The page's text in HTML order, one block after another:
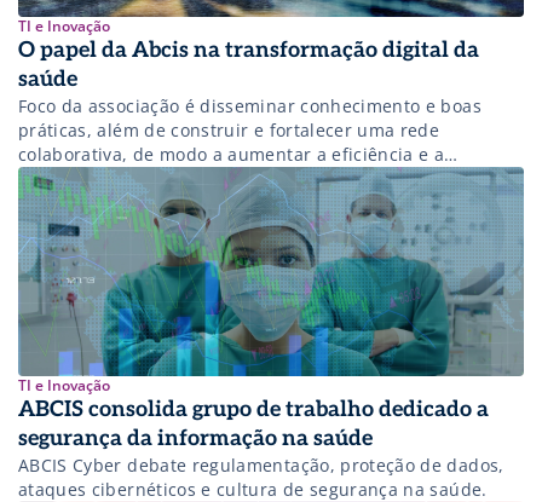
TI e Inovação
O papel da Abcis na transformação digital da
saúde
Foco da associação é disseminar conhecimento e boas
práticas, além de construir e fortalecer uma rede
colaborativa, de modo a aumentar a eficiência e a
qualidade das instituições de saúde.
TI e Inovação
ABCIS consolida grupo de trabalho dedicado a
segurança da informação na saúde
ABCIS Cyber debate regulamentação, proteção de dados,
ataques cibernéticos e cultura de segurança na saúde.